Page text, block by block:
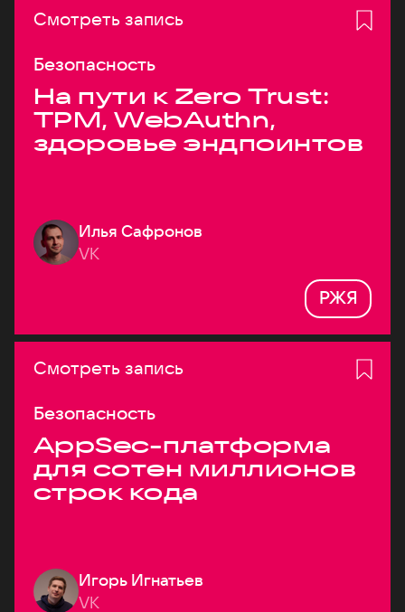
Смотреть запись
Безопасность
На пути к Zero Trust:
TPM, WebAuthn,
здоровье эндпоинтов
Илья Сафронов
VK
РЖЯ
Смотреть запись
Безопасность
AppSec-платформа
для сотен миллионов
строк кода
Игорь Игнатьев
VK